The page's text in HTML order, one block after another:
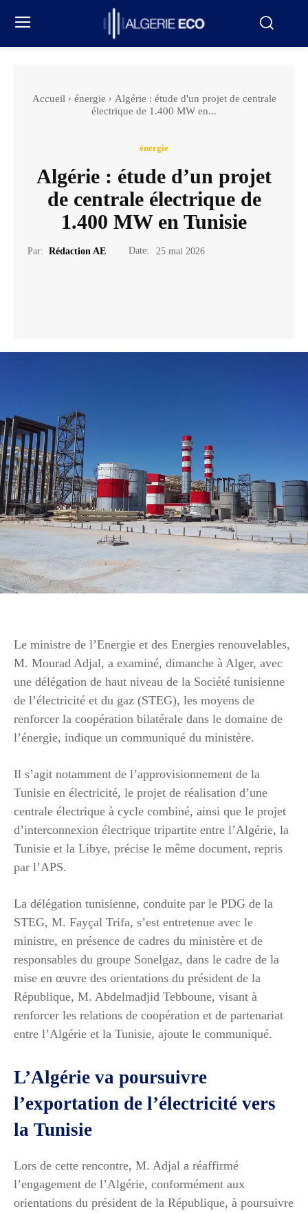
Accueil énergie
Algérie : étude d'un projet de centrale
électrique de 1.400 MW en...
énergie
Algérie : étude d’un projet
de centrale électrique de
1.400 MW en Tunisie
Par: Rédaction AE Date: 25 mai 2026
Le ministre de l’Energie et des Energies renouvelables,
M. Mourad Adjal, a examiné, dimanche à Alger, avec
une délégation de haut niveau de la Société tunisienne
de l’électricité et du gaz (STEG), les moyens de
renforcer la coopération bilatérale dans le domaine de
l’énergie, indique un communiqué du ministère.
Il s’agit notamment de l’approvisionnement de la
Tunisie en électricité, le projet de réalisation d’une
centrale électrique à cycle combiné, ainsi que le projet
d’interconnexion électrique tripartite entre l’Algérie, la
Tunisie et la Libye, précise le même document, repris
par l’APS.
La délégation tunisienne, conduite par le PDG de la
STEG, M. Fayçal Trifa, s’est entretenue avec le
ministre, en présence de cadres du ministère et de
responsables du groupe Sonelgaz, dans le cadre de la
mise en œuvre des orientations du président de la
République, M. Abdelmadjid Tebboune, visant à
renforcer les relations de coopération et de partenariat
entre l’Algérie et la Tunisie, ajoute le communiqué.
L’Algérie va poursuivre
l’exportation de l’électricité vers
la Tunisie
Lors de cette rencontre, M. Adjal a réaffirmé
l’engagement de l’Algérie, conformément aux
orientations du président de la République, à poursuivre